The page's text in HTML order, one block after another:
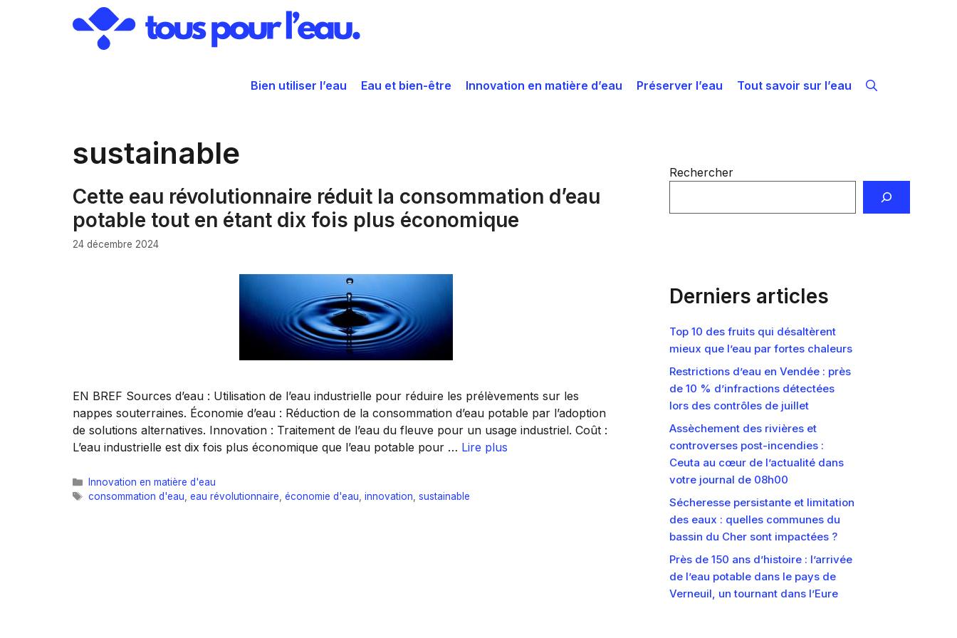
Bien utiliser l’eau Eau et bien-être Innovation en matière d’eau Préserver l’eau Tout savoir sur l’eau
sustainable
Cette eau révolutionnaire réduit la consommation d’eau
potable tout en étant dix fois plus économique
24 décembre 2024
EN BREF Sources d’eau : Utilisation de l’eau industrielle pour réduire les prélèvements sur les
nappes souterraines. Économie d’eau : Réduction de la consommation d’eau potable par l’adoption
de solutions alternatives. Innovation : Traitement de l’eau du fleuve pour un usage industriel. Coût :
L’eau industrielle est dix fois plus économique que l’eau potable pour … Lire plus
Catégories
Innovation en matière d'eau
Étiquettes
consommation d'eau eau révolutionnaire économie d'eau innovation sustainable
Rechercher
Derniers articles
Top 10 des fruits qui désaltèrent
mieux que l’eau par fortes chaleurs
Restrictions d’eau en Vendée : près
de 10 % d’infractions détectées
lors des contrôles de juillet
Assèchement des rivières et
controverses post-incendies :
Ceuta au cœur de l’actualité dans
votre journal de 08h00
Sécheresse persistante et limitation
des eaux : quelles communes du
bassin du Cher sont impactées ?
Près de 150 ans d’histoire : l’arrivée
de l’eau potable dans le pays de
Verneuil, un tournant dans l’Eure